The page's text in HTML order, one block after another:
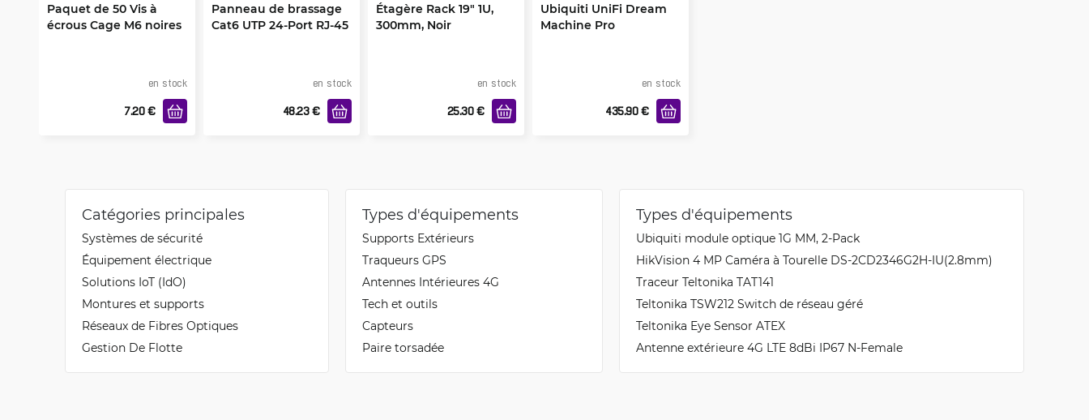
Paquet de 50 Vis à
écrous Cage M6 noires
en stock
7.20 €
Panneau de brassage
Cat6 UTP 24-Port RJ-45
en stock
48.23 €
Étagère Rack 19" 1U,
300mm, Noir
en stock
25.30 €
Ubiquiti UniFi Dream
Machine Pro
en stock
435.90 €
Catégories principales
Systèmes de sécurité
Équipement électrique
Solutions IoT (IdO)
Montures et supports
Réseaux de Fibres Optiques
Gestion De Flotte
Types d'équipements
Supports Extérieurs
Traqueurs GPS
Antennes Intérieures 4G
Tech et outils
Capteurs
Paire torsadée
Types d'équipements
Ubiquiti module optique 1G MM, 2-Pack
HikVision 4 MP Caméra à Tourelle DS-2CD2346G2H-IU(2.8mm)
Traceur Teltonika TAT141
Teltonika TSW212 Switch de réseau géré
Teltonika Eye Sensor ATEX
Antenne extérieure 4G LTE 8dBi IP67 N-Female